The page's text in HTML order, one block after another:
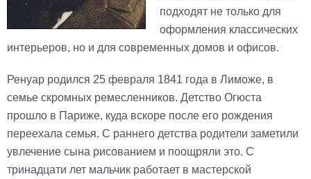
подходят не только для
оформления классических
интерьеров, но и для современных домов и офисов.
Ренуар родился 25 февраля 1841 года в Лиможе, в
семье скромных ремесленников. Детство Огюста
прошло в Париже, куда вскоре после его рождения
переехала семья. С раннего детства родители заметили
увлечение сына рисованием и поощряли это. С
тринадцати лет мальчик работает в мастерской